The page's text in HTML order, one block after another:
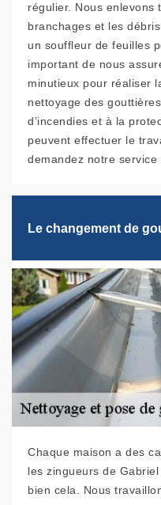
régulier. Nous enlevons
branchages et les
un souffleur de feuilles
important de nous
minutieux pour réaliser
nettoyage des
d’incendies et à la
peuvent effectuer le
demandez notre service
Le changement de
Chaque maison a des
les zingueurs de
bien cela. Nous